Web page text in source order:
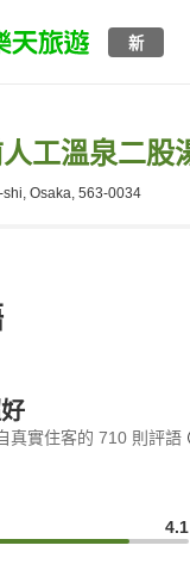
新
工溫泉二股
Osaka, 563-0034
真實住客的 710 則評語
4.1